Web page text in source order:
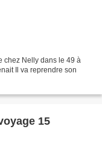
chez Nelly dans le 49 à
Il va reprendre son
15